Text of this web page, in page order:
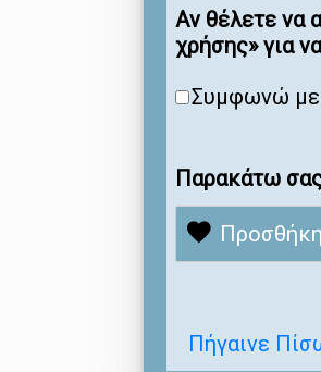
Αν θέλετε να
χρήσης» για
Συμφωνώ με
Παρακάτω σας
Πήγαινε